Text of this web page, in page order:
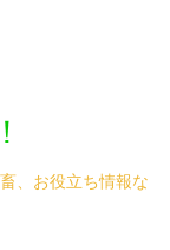
、お役立ち情報な